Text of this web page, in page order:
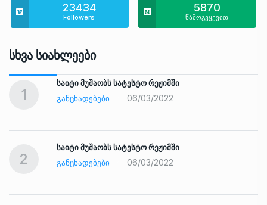
23434
Followers
5870
წამოგვყევით
Სხვა Სიახლეები
1
საიტი მუშაობს სატესტო რეჟიმში
ᲒᲐᲜᲪᲮᲐᲓᲔᲑᲔᲑᲘ
06/03/2022
2
საიტი მუშაობს სატესტო რეჟიმში
ᲒᲐᲜᲪᲮᲐᲓᲔᲑᲔᲑᲘ
06/03/2022